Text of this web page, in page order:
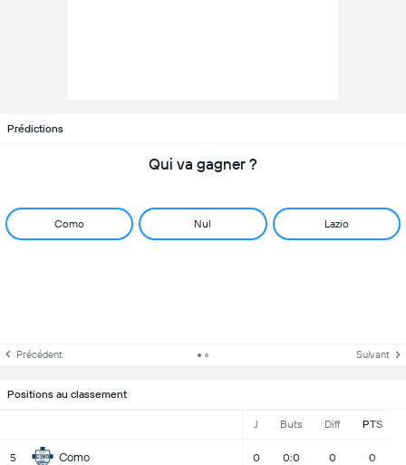
Prédictions
Qui va gagner ?
Como Nul Lazio
Précédent Suivant
Positions au classement
J Buts Diff PTS
5 Como 0 0:0 0 0